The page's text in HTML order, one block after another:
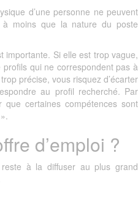
d’une personne ne peuvent
à moins que la nature du poste
importante. Si elle est trop vague,
qui ne correspondent pas à
précise, vous risquez d’écarter
au profil recherché. Par
que certaines compétences sont
d’emploi ?
à la diffuser au plus grand